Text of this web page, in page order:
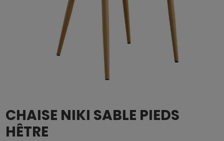
CHAISE NIKI SABLE PIEDS
HÊTRE